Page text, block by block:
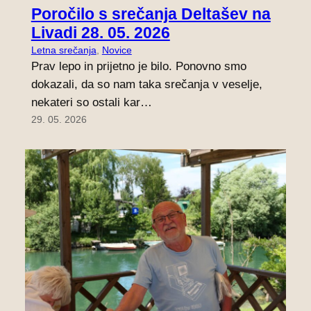
Poročilo s srečanja Deltašev na
Livadi 28. 05. 2026
Letna srečanja Novice
Prav lepo in prijetno je bilo. Ponovno smo
dokazali, da so nam taka srečanja v veselje,
nekateri so ostali kar…
29. 05. 2026